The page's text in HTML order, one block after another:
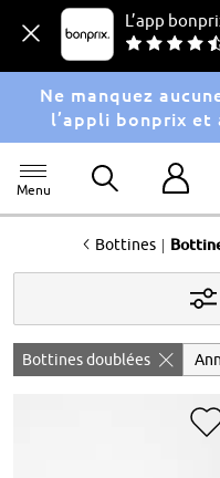
L’app
Ne manquez
l’appli bonprix
Menu
<Bottines |
Bottines doublées